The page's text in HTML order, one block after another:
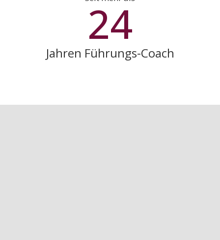
25
Jahren Führungs-Coach